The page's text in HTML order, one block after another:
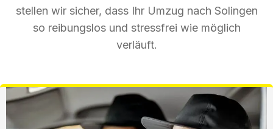
stellen wir sicher, dass Ihr Umzug nach Solingen
so reibungslos und stressfrei wie möglich
verläuft.